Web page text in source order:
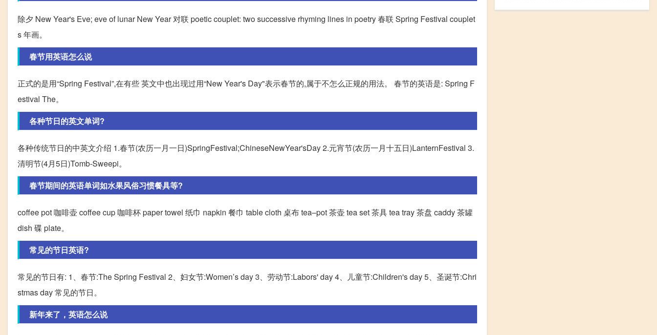
除夕 New Year's Eve; eve of lunar New Year 对联 poetic couplet: two successive rhyming lines in poetry 春联 Spring Festival couplet
s 年画。
春节用英语怎么说
正式的是用“Spring Festival”,在有些 英文中也出现过用“New Year's Day"表示春节的,属于不怎么正规的用法。 春节的英语是: Spring F
estival The。
各种节日的英文单词?
各种传统节日的中英文介绍 1.春节(农历一月一日)SpringFestival;ChineseNewYear'sDay 2.元宵节(农历一月十五日)LanternFestival 3.
清明节(4月5日)Tomb-Sweepi。
春节期间的英语单词如水果风俗习惯餐具等?
coffee pot 咖啡壶 coffee cup 咖啡杯 paper towel 纸巾 napkin 餐巾 table cloth 桌布 tea–pot 茶壶 tea set 茶具 tea tray 茶盘 caddy 茶罐
dish 碟 plate。
常见的节日英语?
常见的节日有: 1、春节:The Spring Festival 2、妇女节:Women’s day 3、劳动节:Labors' day 4、儿童节:Children's day 5、圣诞节:Chri
stmas day 常见的节日。
新年来了，英语怎么说